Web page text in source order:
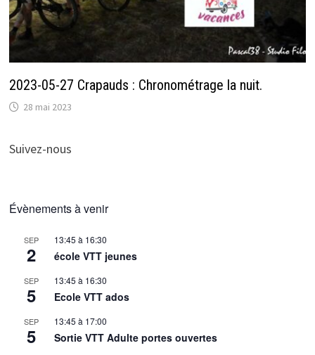
2023-05-27 Crapauds : Chronométrage la nuit.
28 mai 2023
Suivez-nous
Évènements à venir
SEP
2
13:45 à 16:30
école VTT jeunes
SEP
5
13:45 à 16:30
Ecole VTT ados
SEP
5
13:45 à 17:00
Sortie VTT Adulte portes ouvertes